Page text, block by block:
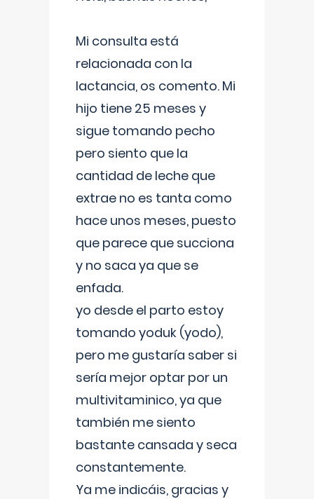
Mi consulta está
relacionada con la
lactancia, os comento. Mi
hijo tiene 25 meses y
sigue tomando pecho
pero siento que la
cantidad de leche que
extrae no es tanta como
hace unos meses, puesto
que parece que succiona
y no saca ya que se
enfada.
yo desde el parto estoy
tomando yoduk (yodo),
pero me gustaría saber si
sería mejor optar por un
multivitaminico, ya que
también me siento
bastante cansada y seca
constantemente.
Ya me indicáis, gracias y